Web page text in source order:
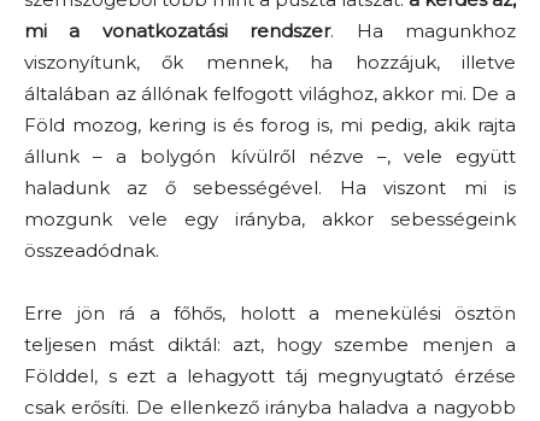
mi a vonatkozatási rendszer. Ha magunkhoz
viszonyítunk, ők mennek, ha hozzájuk, illetve
általában az állónak felfogott világhoz, akkor mi. De a
Föld mozog, kering is és forog is, mi pedig, akik rajta
állunk – a bolygón kívülről nézve –, vele együtt
haladunk az ő sebességével. Ha viszont mi is
mozgunk vele egy irányba, akkor sebességeink
összeadódnak.
Erre jön rá a főhős, holott a menekülési ösztön
teljesen mást diktál: azt, hogy szembe menjen a
Földdel, s ezt a lehagyott táj megnyugtató érzése
csak erősíti. De ellenkező irányba haladva a nagyobb